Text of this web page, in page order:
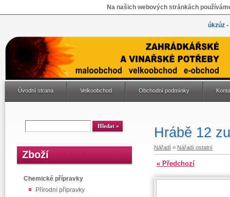
Na našich webových stránkách
úkzúz
Úvodní strana Velkoobchod Obchodní podmínky
Zboží
Chemické přípravky
Přírodní přípravky
Hrábě 12
Nářadí » Nářadí ostatní
« Předchozí